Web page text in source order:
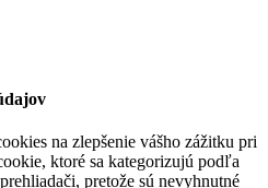
na zlepšenie vášho zážitku pri
ktoré sa kategorizujú podľa
pretože sú nevyhnutné